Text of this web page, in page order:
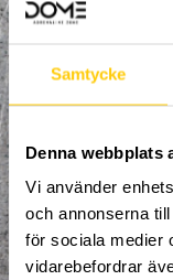
Samtycke
Denna webbplats
Vi använder
och annonserna
för sociala medier
vidarebefordrar
Kickbike
Klättring
LAN
Multisport
Mässa